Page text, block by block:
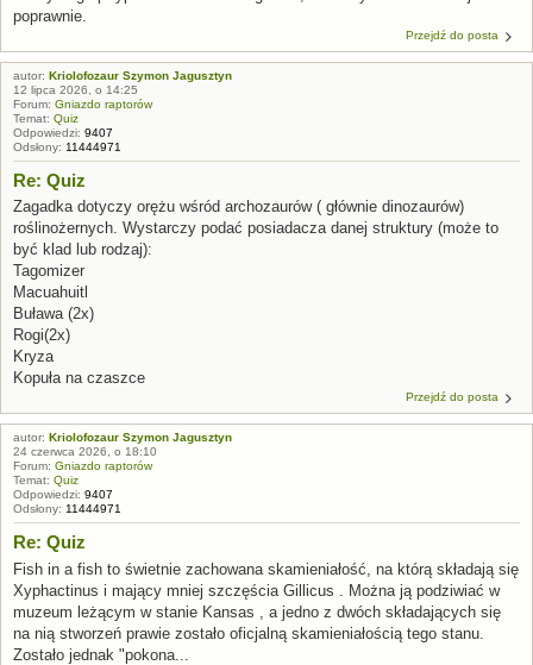
poprawnie.
Przejdź do posta
autor: Kriolofozaur Szymon Jagusztyn
12 lipca 2026, o 14:25
Forum: Gniazdo raptorów
Temat: Quiz
Odpowiedzi: 9407
Odsłony: 11444971
Re: Quiz
Zagadka dotyczy orężu wśród archozaurów ( głównie dinozaurów)
roślinożernych. Wystarczy podać posiadacza danej struktury (może to
być klad lub rodzaj):
Tagomizer
Macuahuitl
Buława (2x)
Rogi(2x)
Kryza
Kopuła na czaszce
Przejdź do posta
autor: Kriolofozaur Szymon Jagusztyn
24 czerwca 2026, o 18:10
Forum: Gniazdo raptorów
Temat: Quiz
Odpowiedzi: 9407
Odsłony: 11444971
Re: Quiz
Fish in a fish to świetnie zachowana skamieniałość, na którą składają się
Xyphactinus i mający mniej szczęścia Gillicus . Można ją podziwiać w
muzeum leżącym w stanie Kansas , a jedno z dwóch składających się
na nią stworzeń prawie zostało oficjalną skamieniałością tego stanu.
Zostało jednak "pokona...